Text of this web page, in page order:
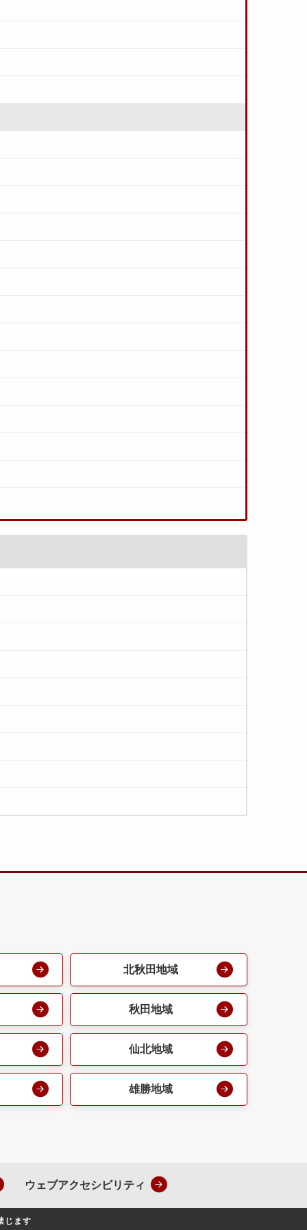
北秋田地域
秋田地域
仙北地域
雄勝地域
ウェブアクセシビリティ
じます